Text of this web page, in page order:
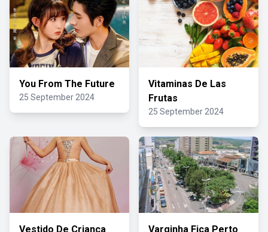
You From The Future
25 September 2024
Vitaminas De Las
Frutas
25 September 2024
Vestido De Criança Varginha Fica Perto